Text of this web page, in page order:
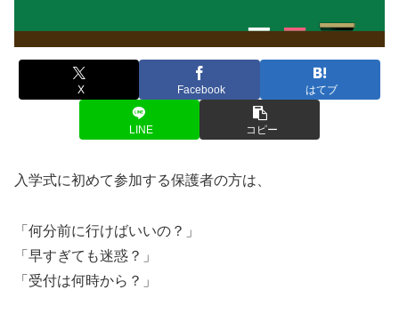
X Facebook はてブ
LINE コピー
入学式に初めて参加する保護者の方は、
「何分前に行けばいいの？」
「早すぎても迷惑？」
「受付は何時から？」